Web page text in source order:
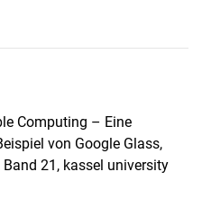
Computing – Eine
von Google Glass,
21, kassel university